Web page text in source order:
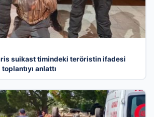
suikast timindeki teröristin ifadesi
anlattı